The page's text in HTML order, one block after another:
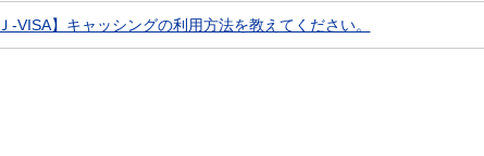
-VISA】キャッシングの利用方法を教えてください。